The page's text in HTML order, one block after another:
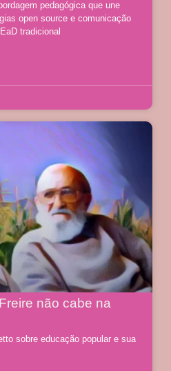
pedagógica que une
open source e comunicação
tradicional
não cabe na
sobre educação popular e sua